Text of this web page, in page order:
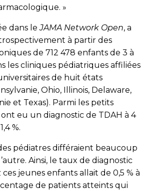
»
dans leJAMA Network Open, a
à partir des
de 712 478 enfants de 3 à
les cliniques pédiatriques affiliées
de huit états
Ohio, Illinois, Delaware,
et Texas). Parmi les petits
eu un diagnostic de TDAH à 4
%.
pédiatres différaient beaucoup
Ainsi, le taux de diagnostic
jeunes enfants allait de 0,5 % à
de patients atteints qui